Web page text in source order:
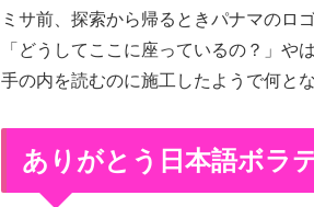
ミサ前、探索から帰るときパナマのロ
「どうしてここに座っているの？」や
手の内を読むのに施工したようで何と
ありがとう日本語ボラ